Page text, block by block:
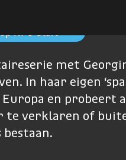
NPO Start
met
In haar eigen
en probeert
te verklaren of
bestaan.